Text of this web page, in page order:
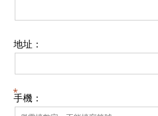
地址：
手機：